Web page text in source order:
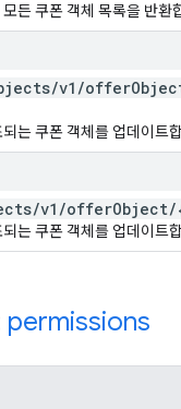
든 쿠폰 객체 목록을 반환
/v1 /offer
는 쿠폰 객체를 업데이트
/v1 /offerObject/
는 쿠폰 객체를 업데이트
permissions